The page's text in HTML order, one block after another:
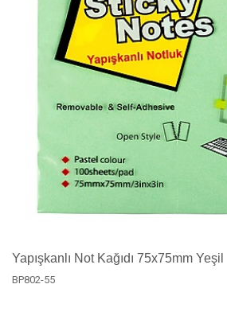
Yapışkanlı Not Kağıdı 75x75mm Yeşil
BP802-55